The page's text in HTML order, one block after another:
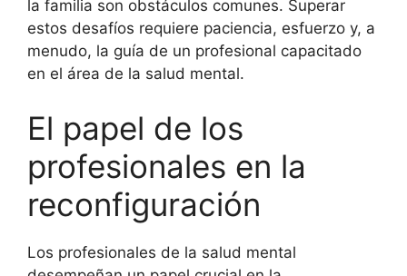
la familia son obstáculos comunes. Superar
estos desafíos requiere paciencia, esfuerzo y, a
menudo, la guía de un profesional capacitado
en el área de la salud mental.
El papel de los
profesionales en la
reconfiguración
Los profesionales de la salud mental